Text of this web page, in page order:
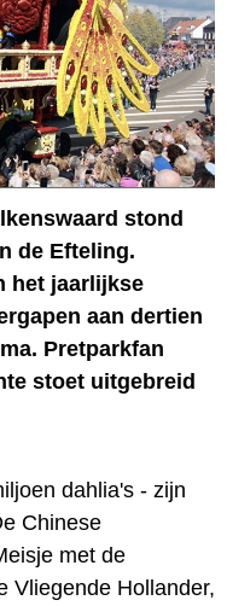
stond
de Efteling.
het jaarlijkse
aan dertien
Pretparkfan
stoet uitgebreid
dahlia's - zijn
Chinese
met de
Vliegende Hollander,